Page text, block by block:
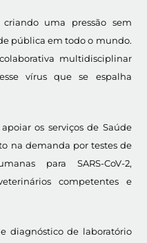
uma pressão sem
pública em todo o mundo.
multidisciplinar
vírus que se espalha
os serviços de Saúde
na demanda por testes de
para SARS-CoV-2,
competentes e
diagnóstico de laboratório